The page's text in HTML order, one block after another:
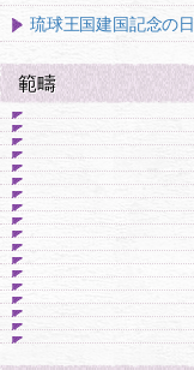
琉球王国建国記念の日
範疇